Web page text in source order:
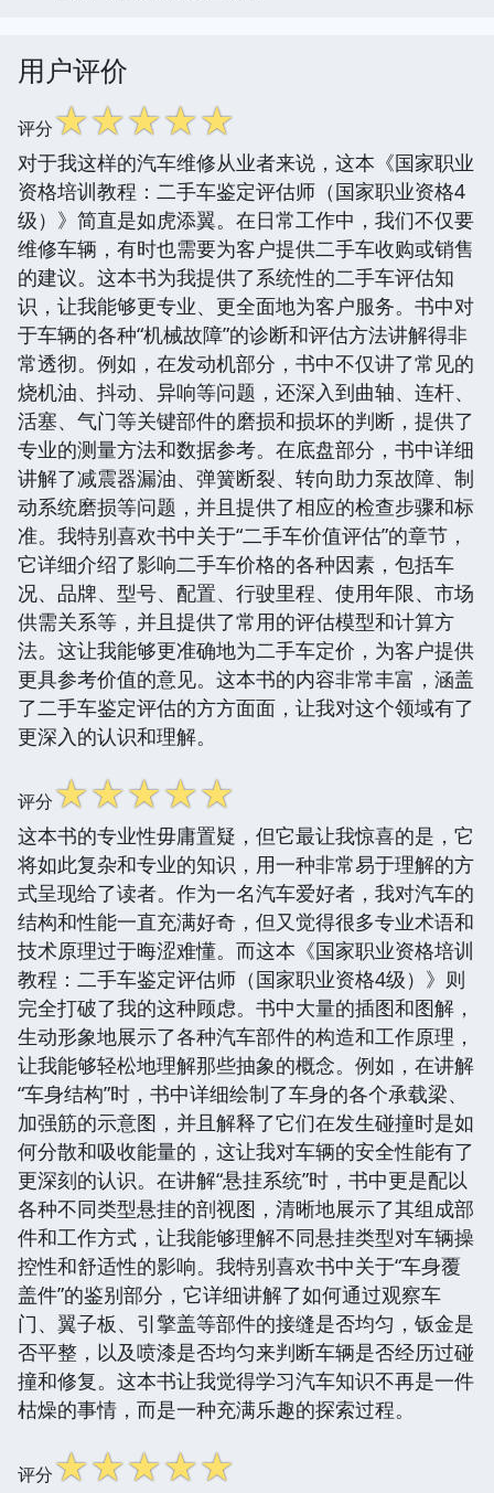
用户评价
评分☆☆☆☆☆
对于我这样的汽车维修从业者来说，这本《国家职业
资格培训教程：二手车鉴定评估师（国家职业资格4
级）》简直是如虎添翼。在日常工作中，我们不仅要
维修车辆，有时也需要为客户提供二手车收购或销售
的建议。这本书为我提供了系统性的二手车评估知
识，让我能够更专业、更全面地为客户服务。书中对
于车辆的各种“机械故障”的诊断和评估方法讲解得非
常透彻。例如，在发动机部分，书中不仅讲了常见的
烧机油、抖动、异响等问题，还深入到曲轴、连杆、
活塞、气门等关键部件的磨损和损坏的判断，提供了
专业的测量方法和数据参考。在底盘部分，书中详细
讲解了减震器漏油、弹簧断裂、转向助力泵故障、制
动系统磨损等问题，并且提供了相应的检查步骤和标
准。我特别喜欢书中关于“二手车价值评估”的章节，
它详细介绍了影响二手车价格的各种因素，包括车
况、品牌、型号、配置、行驶里程、使用年限、市场
供需关系等，并且提供了常用的评估模型和计算方
法。这让我能够更准确地为二手车定价，为客户提供
更具参考价值的意见。这本书的内容非常丰富，涵盖
了二手车鉴定评估的方方面面，让我对这个领域有了
更深入的认识和理解。
评分☆☆☆☆☆
这本书的专业性毋庸置疑，但它最让我惊喜的是，它
将如此复杂和专业的知识，用一种非常易于理解的方
式呈现给了读者。作为一名汽车爱好者，我对汽车的
结构和性能一直充满好奇，但又觉得很多专业术语和
技术原理过于晦涩难懂。而这本《国家职业资格培训
教程：二手车鉴定评估师（国家职业资格4级）》则
完全打破了我的这种顾虑。书中大量的插图和图解，
生动形象地展示了各种汽车部件的构造和工作原理，
让我能够轻松地理解那些抽象的概念。例如，在讲解
“车身结构”时，书中详细绘制了车身的各个承载梁、
加强筋的示意图，并且解释了它们在发生碰撞时是如
何分散和吸收能量的，这让我对车辆的安全性能有了
更深刻的认识。在讲解“悬挂系统”时，书中更是配以
各种不同类型悬挂的剖视图，清晰地展示了其组成部
件和工作方式，让我能够理解不同悬挂类型对车辆操
控性和舒适性的影响。我特别喜欢书中关于“车身覆
盖件”的鉴别部分，它详细讲解了如何通过观察车
门、翼子板、引擎盖等部件的接缝是否均匀，钣金是
否平整，以及喷漆是否均匀来判断车辆是否经历过碰
撞和修复。这本书让我觉得学习汽车知识不再是一件
枯燥的事情，而是一种充满乐趣的探索过程。
评分☆☆☆☆☆